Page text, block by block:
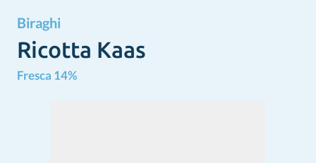
Biraghi
Ricotta Kaas
Fresca 14%